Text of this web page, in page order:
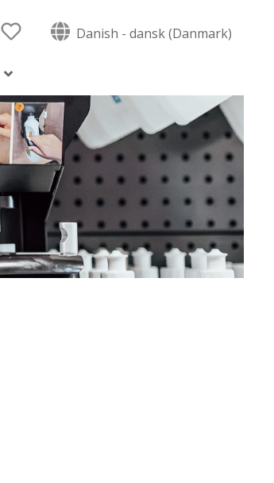
Danish - dansk (Danmark)